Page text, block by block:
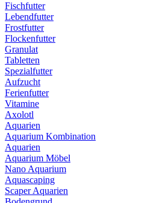
Fischfutter
Lebendfutter
Frostfutter
Flockenfutter
Granulat
Tabletten
Spezialfutter
Aufzucht
Ferienfutter
Vitamine
Axolotl
Aquarien
Aquarium Kombination
Aquarien
Aquarium Möbel
Nano Aquarium
Aquascaping
Scaper Aquarien